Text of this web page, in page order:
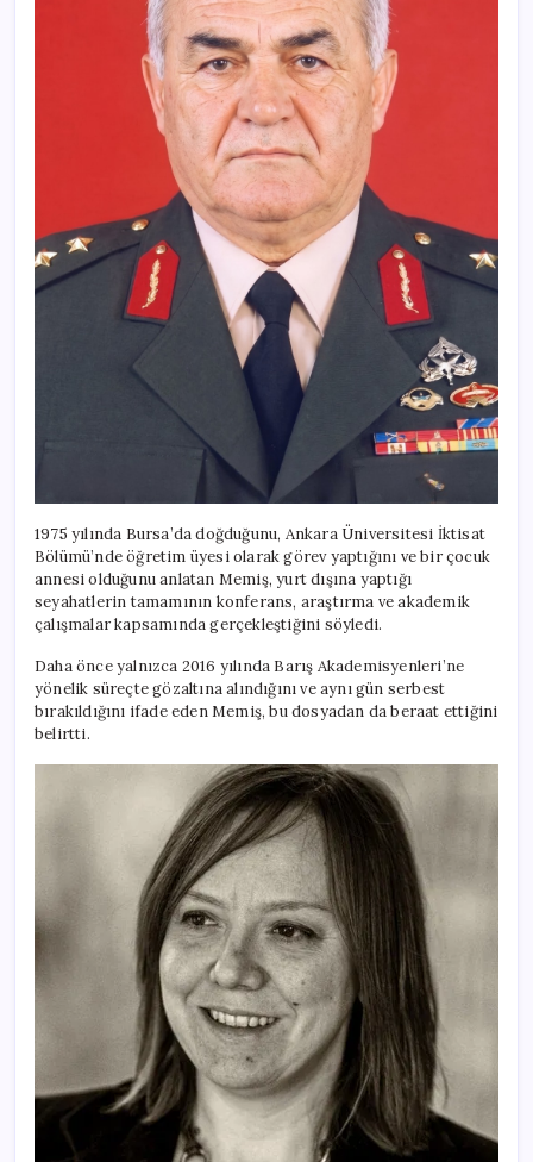
1975 yılında Bursa’da doğduğunu, Ankara Üniversitesi İktisat
Bölümü’nde öğretim üyesi olarak görev yaptığını ve bir çocuk
annesi olduğunu anlatan Memiş, yurt dışına yaptığı
seyahatlerin tamamının konferans, araştırma ve akademik
çalışmalar kapsamında gerçekleştiğini söyledi.
Daha önce yalnızca 2016 yılında Barış Akademisyenleri’ne
yönelik süreçte gözaltına alındığını ve aynı gün serbest
bırakıldığını ifade eden Memiş, bu dosyadan da beraat ettiğini
belirtti.